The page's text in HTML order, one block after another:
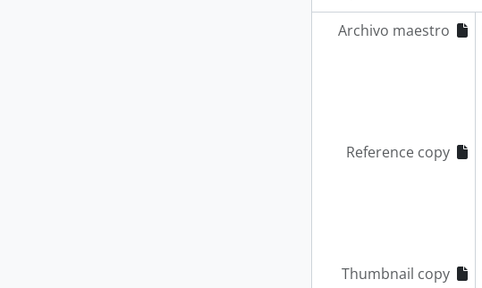
Archivo maestro
Reference copy
Thumbnail copy